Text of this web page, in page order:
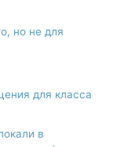
но не для
для класса
в